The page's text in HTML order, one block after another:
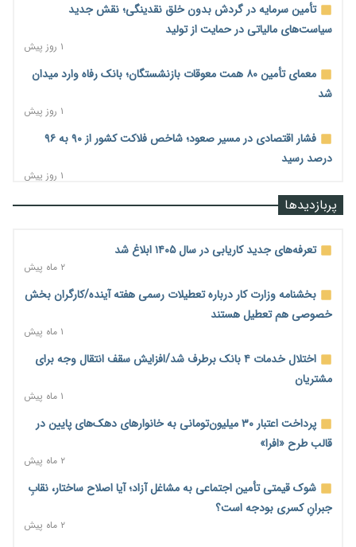
تأمین سرمایه در گردش بدون خلق نقدینگی؛ نقش جدید
سیاست‌های مالیاتی در حمایت از تولید
۱ روز پیش
معمای تأمین ۸۰ همت معوقات بازنشستگان؛ بانک رفاه وارد میدان
شد
۱ روز پیش
فشار اقتصادی در مسیر صعود؛ شاخص فلاکت کشور از ۹۰ به ۹۶
درصد رسید
۱ روز پیش
رشد ۷۵ هزار میلیاردی بازار خرید اعتباری؛ فین‌تک‌ها وارد میدان
آغاز اجرای پایلوت «ردا کارت» برای دانشجویان تحصیلات تکمیلی
۱ روز پیش
محدودیت تازه برای شبکه بانکی؛ افزایش سپرده قانونی با هدف
کنترل تورم
۱ روز پیش
ترمز تولید خودرو کشیده شد؛ افت ۲۵ درصدی تیراژ ایران‌خودرو،
سایپا و پارس‌خودرو
۱ روز پیش
بنگاه‌داری بانک‌ها؛ مانع بزرگ خانه‌دار شدن مستأجران
نماینده مجلس: توسعه مرزهای زمینی به راهبرد تأمین کالاهای
پربازدیدها
تعرفه‌های جدید کاریابی در سال ۱۴۰۵ ابلاغ شد
۲ ماه پیش
بخشنامه وزارت کار درباره تعطیلات رسمی هفته آینده/کارگران بخش
خصوصی هم تعطیل هستند
۱ ماه پیش
اختلال خدمات ۴ بانک برطرف شد/افزایش سقف انتقال وجه برای
مشتریان
۱ ماه پیش
پرداخت اعتبار ۳۰ میلیون‌تومانی به خانوارهای دهک‌های پایین در
قالب طرح «افرا»
۲ ماه پیش
شوک قیمتی تأمین اجتماعی به مشاغل آزاد؛ آیا اصلاح ساختار، نقابِ
جبرانِ کسری بودجه است؟
۲ ماه پیش